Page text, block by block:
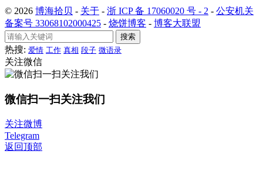
© 2026 博海拾贝 - 关于 - 浙 ICP 备 17060020 号 - 2 - 公安机关
备案号 33068102000425 - 烧饼博客 - 博客大联盟
搜索
热搜: 爱情 工作 真相 段子 微语录
关注微信
微信扫一扫关注我们
关注微博
Telegram
返回顶部